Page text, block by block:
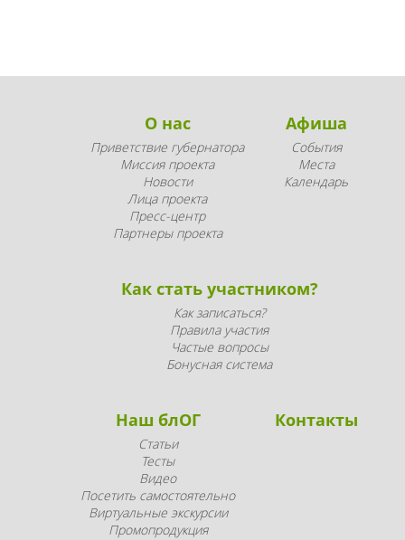
О нас
Приветствие губернатора
Миссия проекта
Новости
Лица проекта
Пресс-центр
Партнеры проекта
Афиша
События
Места
Календарь
Как стать участником?
Как записаться?
Правила участия
Частые вопросы
Бонусная система
Наш блОГ
Статьи
Тесты
Видео
Посетить самостоятельно
Виртуальные экскурсии
Промопродукция
Контакты